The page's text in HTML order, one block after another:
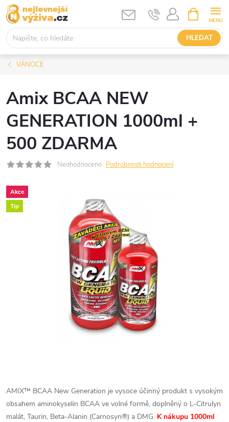
Přejít
na
obsah
HLEDAT
NÁKUPNÍ
KOŠÍK
VÁNOCE
Amix BCAA NEW
GENERATION 1000ml +
500 ZDARMA
Neohodnoceno Podrobnosti hodnocení
Akce
Tip
AMIX™ BCAA New Generation je vysoce účinný produkt s vysokým
obsahem aminokyselin BCAA ve volné formě, doplněný o L-Citrulyn
malát, Taurin, Beta-Alanin (Carnosyn®) a DMG. K nákupu 1000ml